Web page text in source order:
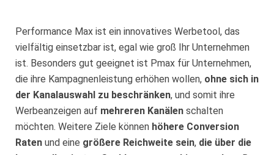
Performance Max ist ein innovatives Werbetool, das
vielfältig einsetzbar ist, egal wie groß Ihr Unternehmen
ist. Besonders gut geeignet ist Pmax für Unternehmen,
die ihre Kampagnenleistung erhöhen wollen, ohne sich in
der Kanalauswahl zu beschränken, und somit ihre
Werbeanzeigen auf mehreren Kanälen schalten
möchten. Weitere Ziele können höhere Conversion
Raten und eine größere Reichweite sein, die über die